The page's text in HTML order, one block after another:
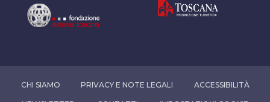
CHI SIAMO PRIVACY E NOTE LEGALI ACCESSIBILITÀ